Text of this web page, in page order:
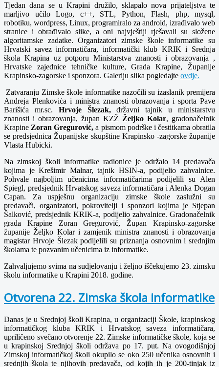
Tjedan dana se u Krapini družilo, sklapalo nova prijateljstva te
marljivo učilo Logo, c++, STL, Python, Flash, php, mysql,
robotiku, wordpress, Linux, programiralo za android, izrađivalo web
stranice i obrađivalo slike, a oni najvještiji rješavali su složene
algoritamske zadatke. Organizatori zimske škole informatike su
Hrvatski savez informatičara, informatički klub KRIK i Srednja
škola Krapina uz potporu Ministarstva znanosti i obrazovanja ,
Hrvatske zajednice tehničke kulture, Grada Krapine, Županije
Krapinsko-zagorske i sponzora. Galeriju slika pogledajte ovdje.
Zatvaranju Zimske škole informatike nazočili su izaslanik premijera
Andreja Plenkovića i ministra znanosti obrazovanja i sporta Pave
Barišića mr.sc. Hrvoje Šlezak,državni tajnik u ministarstvu
znanosti i obrazovanja, župan KZŽ Željko Kolar, gradonačelnik
Krapine Zoran Gregurović,a pismom podrške i čestitkama obratila
se predsjednica Županijske skupštine Krapinsko -zagorske županije
Vlasta Hubicki.
Na zimskoj školi informatike radionice je održalo 14 predavača
kojima je Krešimir Malnar, tajnik HSIN-a, podijelio zahvalnice.
Pohvale najboljim učenicima informatičarima podijelili su Alen
Spiegl, predsjednik Hrvatskog saveza informatičara i Alenka Dogan
Capan. Za uspješnu organizaciju zimske škole zaslužni su
predavači, organizatori, pokrovitelji i sponzori kojima je Stjepan
Šalković, predsjednik KRIK-a, podijelio zahvalnice. Gradonačelnik
grada Krapine Zoran Gregurović, Župan Krapinsko-zagorske
županije Željko Kolar i zamjenik ministra znanosti i obrazovanja
magistar Hrvoje Šlezak podijelili su priznanja osnovnim i srednjim
školama te pozvanim učenicima iz informatike.
Zahvaljujemo svima na sudjelovanju i željno iščekujemo 23. zimsku
školu informatike u Krapini 2018. godine.
Otvorena 22. Zimska škola informatike
Danas je u Srednjoj školi Krapina, u organizaciji Škole, krapinskog
informatičkog kluba KRIK i Hrvatskog saveza informatičara,
upriličeno svečano otvorenje 22. Zimske informatičke škole, koja se
u krapinskoj Srednjoj školi održava po 17. put. Na ovogodišnjoj
Zimskoj informatičkoj školi okupilo se oko 250 učenika osnovnih i
srednjih škola te njihovih predavača, od kojih ih je 200-tinjak iz